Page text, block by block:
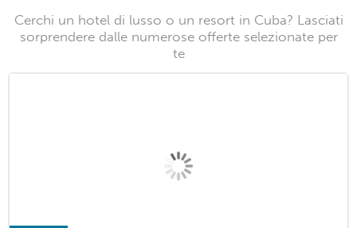
Cerchi un hotel di lusso o un resort in Cuba? Lasciati
sorprendere dalle numerose offerte selezionate per
te